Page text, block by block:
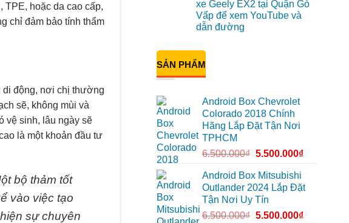
hoặc da cao cấp,
chỉ đảm bảo tính thẩm
di động, nơi chị thường
sẽ, không mùi và
vệ sinh, lâu ngày sẽ
là một khoản đầu tư
bộ thảm tốt
vào việc tạo
sự chuyên
cần
ánh
sáng
tốt
trình
ô
tô
Suzuki
Quận
12
để
ghi
cung
đường
ở
Anh
Kiên
lắp
cho
Geely
tại
xem
Youtube
xe Geely EX2 tại Quận Gò
Vấp để xem YouTube và
dẫn đường
bình
luận
ở
Anh
Android
box
Geely
EX2
tại
Quận
Gò
xem
YouTube
dẫn
đường
SẢN PHẨM
Android Box Chevrolet
Colorado 2018 Chính
Hãng Lắp Đặt Tận Nơi
TPHCM
6.500.000₫ 5.500.000₫
Android Box Mitsubishi
Outlander 2024 Lắp Đặt
Tận Nơi Uy Tín
6.500.000₫ 5.500.000₫